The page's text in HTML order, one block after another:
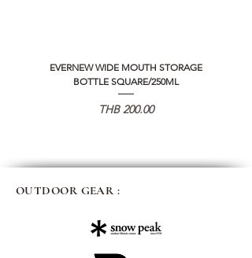
EVERNEW WIDE MOUTH STORAGE
BOTTLE SQUARE/250ML
가격
THB 200.00
OUTDOOR GEAR :